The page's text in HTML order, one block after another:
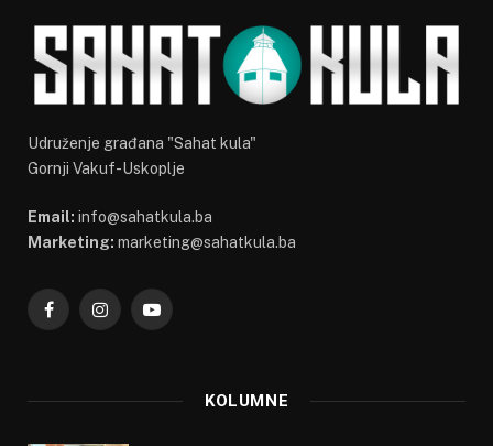
Udruženje građana "Sahat kula"
Gornji Vakuf-Uskoplje
Email: info@sahatkula.ba
Marketing: marketing@sahatkula.ba
FacebookInstagramYouTube
KOLUMNE